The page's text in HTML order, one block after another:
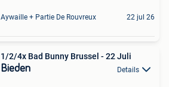
Aywaille + Partie De Rouvreux 22 jul 26
1/2/4x Bad Bunny Brussel - 22 Juli
Bieden Details